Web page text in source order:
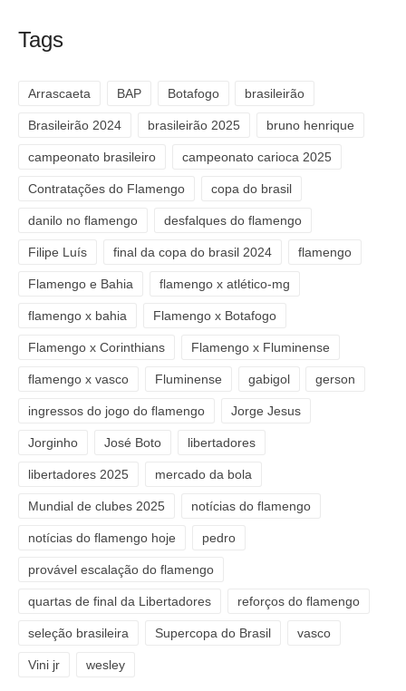
Tags
Arrascaeta BAP Botafogo brasileirão
Brasileirão 2024 brasileirão 2025 bruno henrique
campeonato brasileiro campeonato carioca 2025
Contratações do Flamengo copa do brasil
danilo no flamengo desfalques do flamengo
Filipe Luís final da copa do brasil 2024 flamengo
Flamengo e Bahia flamengo x atlético-mg
flamengo x bahia Flamengo x Botafogo
Flamengo x Corinthians Flamengo x Fluminense
flamengo x vasco Fluminense gabigol gerson
ingressos do jogo do flamengo Jorge Jesus
Jorginho José Boto libertadores
libertadores 2025 mercado da bola
Mundial de clubes 2025 notícias do flamengo
notícias do flamengo hoje pedro
provável escalação do flamengo
quartas de final da Libertadores reforços do flamengo
seleção brasileira Supercopa do Brasil vasco
Vini jr wesley